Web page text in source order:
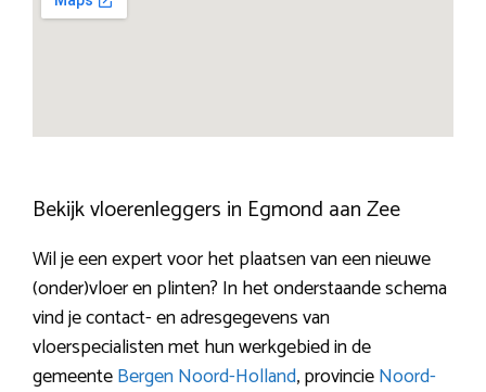
Bekijk vloerenleggers in Egmond aan Zee
Wil je een expert voor het plaatsen van een nieuwe
(onder)vloer en plinten? In het onderstaande schema
vind je contact- en adresgegevens van
vloerspecialisten met hun werkgebied in de
gemeenteBergen Noord-Holland, provincieNoord-